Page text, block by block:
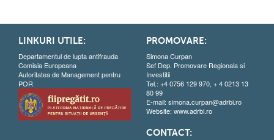
LINKURI UTILE:
Departamentul de lupta antifrauda
Comisia Europeana
Autoritatea de Management pentru
POR
PROMOVARE:
Simona Curpan
Sef Dep. Promovare Regionala si
Investitii
Tel.: +4 0756 129 970, + 4 0213 13
80 99
E-mail: simona.curpan@adrbi.ro
Website: www.adrbi.ro
CONTACT: